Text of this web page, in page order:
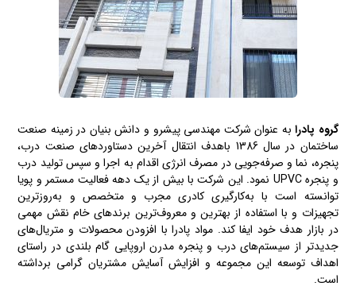
گروه پادرابه عنوان شرکت مهندسی پیشرو و دانش بنیان در زمینه صنعت
ساختمان در سال 1386 باهدف انتقال آخرین دستاوردهای صنعت درب،
پنجره، نما و صرفه‌جویی در مصرف انرژی اقدام به اجرا و سپس تولید درب
و پنجره UPVC نمود. این شرکت با بیش از یک دهه فعالیت مستمر و پویا
توانسته است با به‌کارگیری کادری مجرب و متخصص و به‌روزترین
تجهیزات و با استفاده از بهترین و معروف‌ترین برندهای خام نقش مهمی
در بازار هدف خود ایفا کند. مواد پادرا با افزودن محصولات و متریال‌های
جدیدتر از سیستم‌های درب و پنجره مدرن اروپایی گام بلندی در راستای
اهداف توسعه این مجموعه و افزایش آسایش مشتریان گرامی برداشته
است.